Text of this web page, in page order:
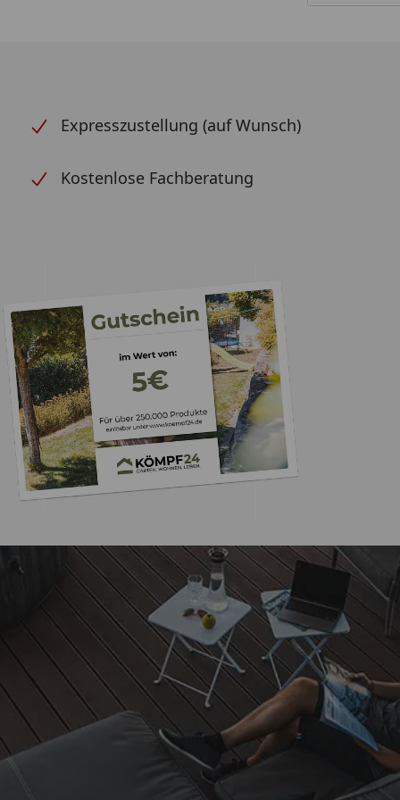
Expresszustellung (auf Wunsch)
Kostenlose Fachberatung
Trusted Shops
4,85/ 5
15.831 Bewertungen
„War eher da als
Produkt. Bin voll